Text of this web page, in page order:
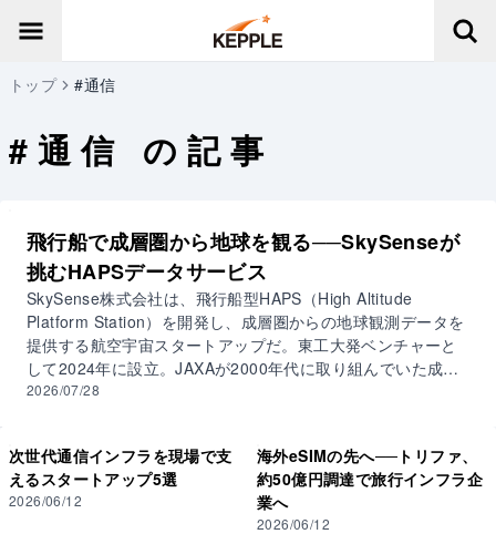
トップ #通信
# 通信 の記事
飛行船で成層圏から地球を観る──SkySenseが
挑むHAPSデータサービス
SkySense株式会社は、飛行船型HAPS（High Altitude
Platform Station）を開発し、成層圏からの地球観測データを
提供する航空宇宙スタートアップだ。東工大発ベンチャーと
して2024年に設立。JAXAが2000年代に取り組んでいた成層
圏プラットフォームプロジェクトの技術移転を受け、現在は
解像度だが、撮影範囲とコストに課題がある。HAPSは高度約
20キロの成層圏に長期滞空し、両者の弱点を補うデータを低
コストで提供できる可能性があるとして注目されている。 Sk
2026/07/28
次世代通信インフラを現場で支
えるスタートアップ5選
2026/06/12
海外eSIMの先へ──トリファ、
約50億円調達で旅行インフラ企
業へ
2026/06/12